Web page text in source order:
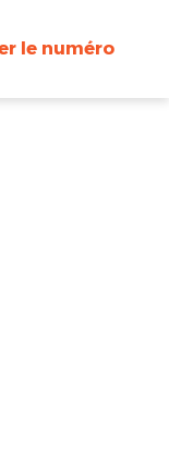
le numéro